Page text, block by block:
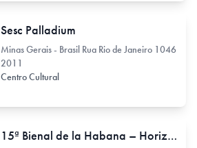
Sesc Palladium
Minas Gerais - Brasil Rua Rio de Janeiro 1046
2011
Centro Cultural
15ª Bienal de la Habana – Horizontes Compartidos 15 de noviembre de 2024 – 28 de febrero de 2025